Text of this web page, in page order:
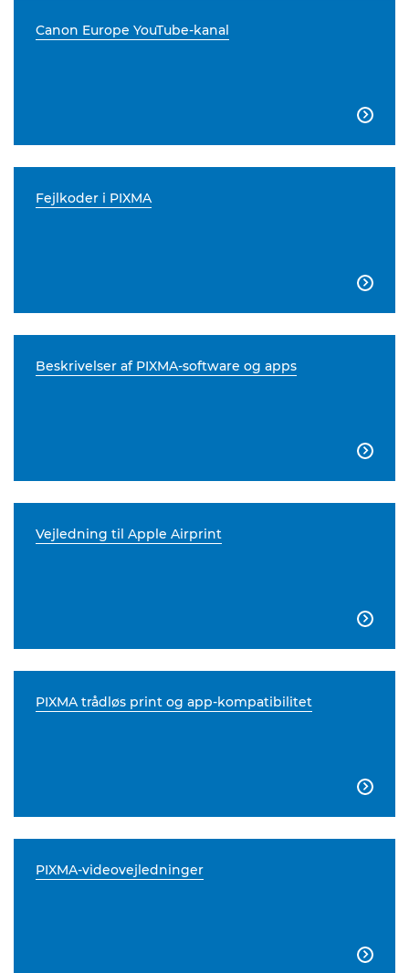
Canon Europe YouTube-kanal

Fejlkoder i PIXMA

Beskrivelser af PIXMA-software og apps

Vejledning til Apple Airprint

PIXMA trådløs print og app-kompatibilitet

PIXMA-videovejledninger
